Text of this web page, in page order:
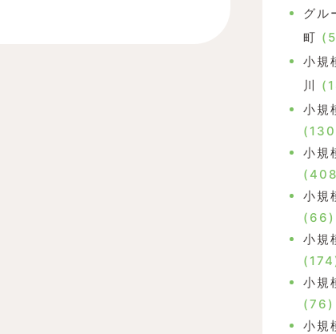
グル
町
小規
川
小規
小規
小規
(66)
小規
小規
(76)
小規